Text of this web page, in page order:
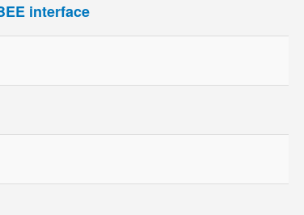
interface